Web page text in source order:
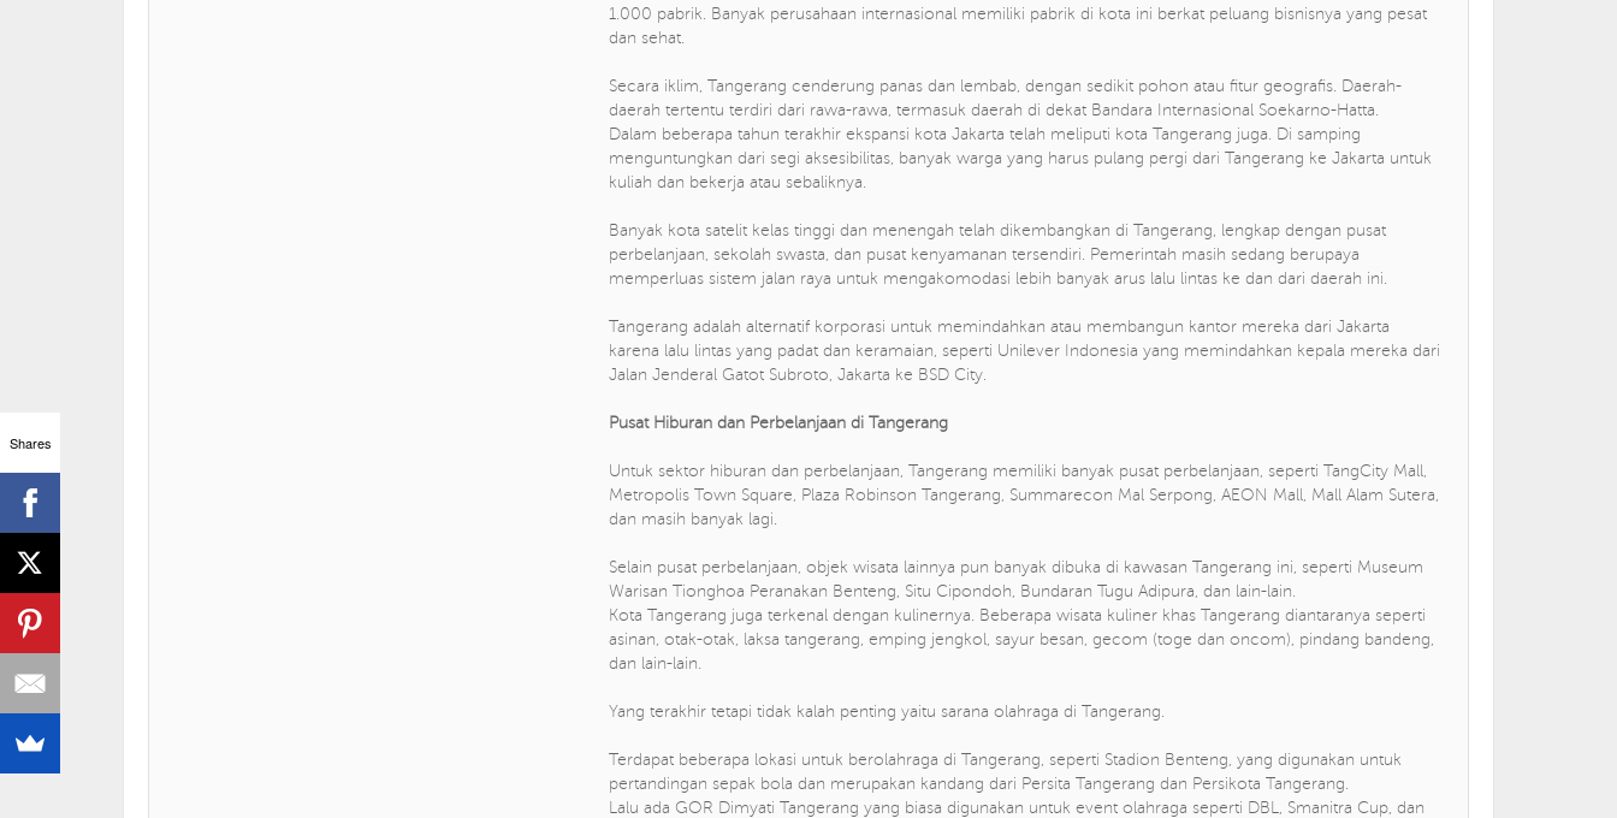
1.000 pabrik. Banyak perusahaan internasional memiliki pabrik di kota ini berkat peluang bisnisnya yang pesat
dan sehat.
Secara iklim, Tangerang cenderung panas dan lembab, dengan sedikit pohon atau fitur geografis. Daerah-
daerah tertentu terdiri dari rawa-rawa, termasuk daerah di dekat Bandara Internasional Soekarno-Hatta.
Dalam beberapa tahun terakhir ekspansi kota Jakarta telah meliputi kota Tangerang juga. Di samping
menguntungkan dari segi aksesibilitas, banyak warga yang harus pulang pergi dari Tangerang ke Jakarta untuk
kuliah dan bekerja atau sebaliknya.
Banyak kota satelit kelas tinggi dan menengah telah dikembangkan di Tangerang, lengkap dengan pusat
perbelanjaan, sekolah swasta, dan pusat kenyamanan tersendiri. Pemerintah masih sedang berupaya
memperluas sistem jalan raya untuk mengakomodasi lebih banyak arus lalu lintas ke dan dari daerah ini.
Tangerang adalah alternatif korporasi untuk memindahkan atau membangun kantor mereka dari Jakarta
karena lalu lintas yang padat dan keramaian, seperti Unilever Indonesia yang memindahkan kepala mereka dari
Jalan Jenderal Gatot Subroto, Jakarta ke BSD City.
Pusat Hiburan dan Perbelanjaan di Tangerang
Untuk sektor hiburan dan perbelanjaan, Tangerang memiliki banyak pusat perbelanjaan, seperti TangCity Mall,
Metropolis Town Square, Plaza Robinson Tangerang, Summarecon Mal Serpong, AEON Mall, Mall Alam Sutera,
dan masih banyak lagi.
Selain pusat perbelanjaan, objek wisata lainnya pun banyak dibuka di kawasan Tangerang ini, seperti Museum
Warisan Tionghoa Peranakan Benteng, Situ Cipondoh, Bundaran Tugu Adipura, dan lain-lain.
Kota Tangerang juga terkenal dengan kulinernya. Beberapa wisata kuliner khas Tangerang diantaranya seperti
asinan, otak-otak, laksa tangerang, emping jengkol, sayur besan, gecom (toge dan oncom), pindang bandeng,
dan lain-lain.
Yang terakhir tetapi tidak kalah penting yaitu sarana olahraga di Tangerang.
Terdapat beberapa lokasi untuk berolahraga di Tangerang, seperti Stadion Benteng, yang digunakan untuk
pertandingan sepak bola dan merupakan kandang dari Persita Tangerang dan Persikota Tangerang.
Lalu ada GOR Dimyati Tangerang yang biasa digunakan untuk event olahraga seperti DBL, Smanitra Cup, dan
Shares